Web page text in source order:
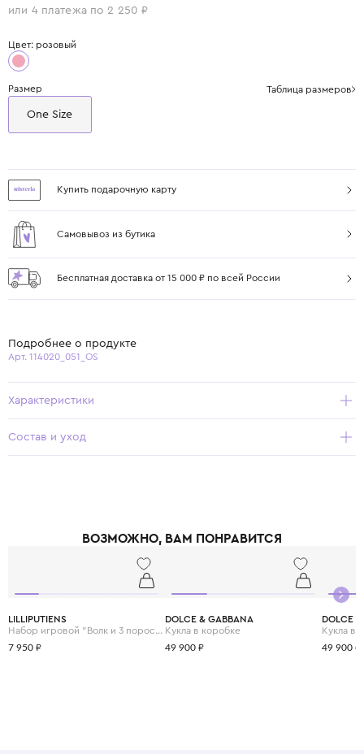
или 4 платежа по 2 250 ₽
Цвет: розовый
Размер Таблица размеров
One Size
Купить подарочную карту
Самовывоз из бутика
Бесплатная доставка от 15 000 ₽ по всей России
Подробнее о продукте
Арт. 114020_051_OS
Характеристики
Состав и уход
ВОЗМОЖНО, ВАМ ПОНРАВИТСЯ
LILLIPUTIENS
Набор игровой "Волк и 3 поросенка" кукольный театр на магнитах
7 950 ₽
DOLCE & GABBANA
Кукла в коробке
49 900 ₽
DOLCE
Кукла в
49 900 ₽